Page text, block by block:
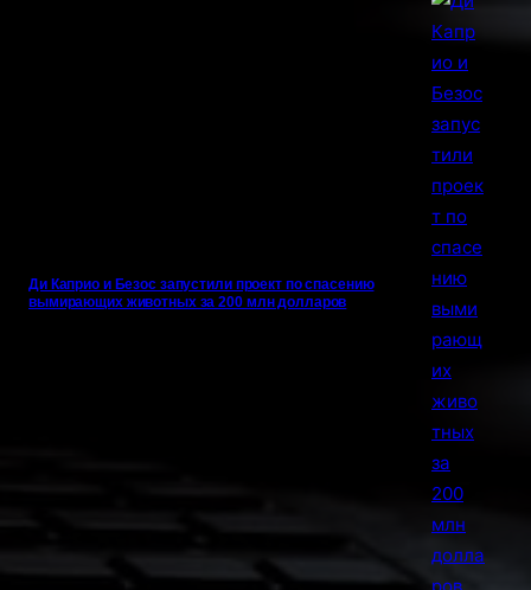
Ди Каприо и Безос запустили проект по спасению
вымирающих животных за 200 млн долларов